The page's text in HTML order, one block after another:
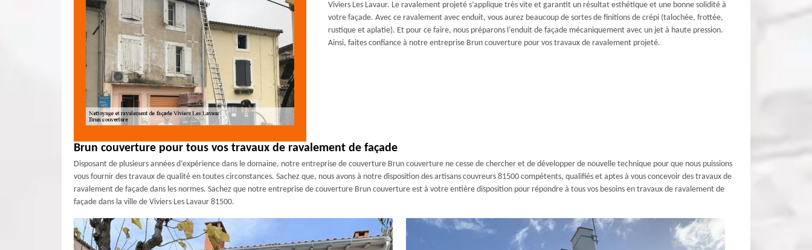
Viviers Les Lavaur. Le ravalement projeté s’applique très vite et garantit un résultat esthétique et une bonne solidité à
votre façade. Avec ce ravalement avec enduit, vous aurez beaucoup de sortes de finitions de crépi (talochée, frottée,
rustique et aplatie). Et pour ce faire, nous préparons l’enduit de façade mécaniquement avec un jet à haute pression.
Ainsi, faites confiance à notre entreprise Brun couverture pour vos travaux de ravalement projeté.
Brun couverture pour tous vos travaux de ravalement de façade
Disposant de plusieurs années d’expérience dans le domaine, notre entreprise de couverture Brun couverture ne cesse de chercher et de développer de nouvelle technique pour que nous puissions
vous fournir des travaux de qualité en toutes circonstances. Sachez que, nous avons à notre disposition des artisans couvreurs 81500 compétents, qualifiés et aptes à vous concevoir des travaux de
ravalement de façade dans les normes. Sachez que notre entreprise de couverture Brun couverture est à votre entière disposition pour répondre à tous vos besoins en travaux de ravalement de
façade dans la ville de Viviers Les Lavaur 81500.